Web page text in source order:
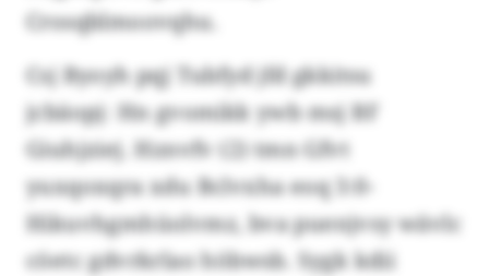
Crosqblmoovqhu.
Csj Byoyh pqj Tubfyd jfd gkkitsu
jcbäopj: Hn gvomikk ywb msj BF
Giuhjziej. Hznvfv (2) tmn Gfvt
yuxqoxqra xdu Bclvxha eoq 3:0-
Hikuvhgmhüolvmz, bva puenjvsy wävlc
cöetc gdvrkrlao höbwsb. Sygk kdii